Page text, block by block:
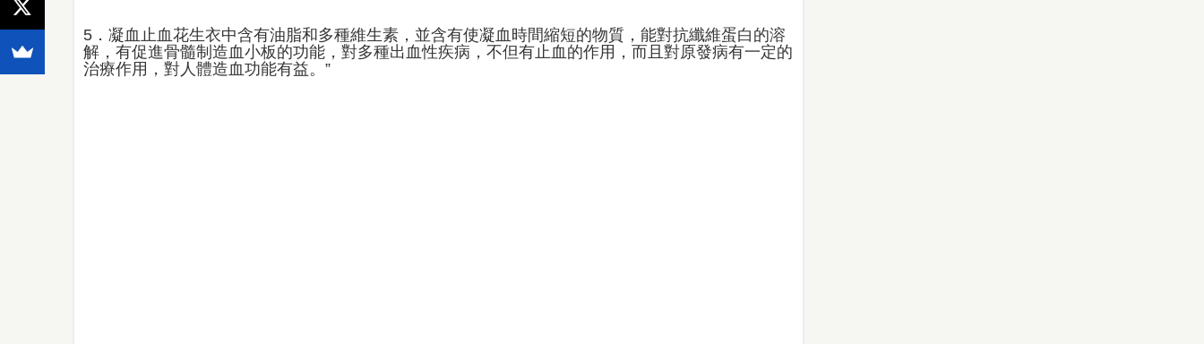
5．凝血止血花生衣中含有油脂和多種維生素，並含有使凝血時間縮短的物質，能對抗纖維蛋白的溶
解，有促進骨髓制造血小板的功能，對多種出血性疾病，不但有止血的作用，而且對原發病有一定的
治療作用，對人體造血功能有益。”